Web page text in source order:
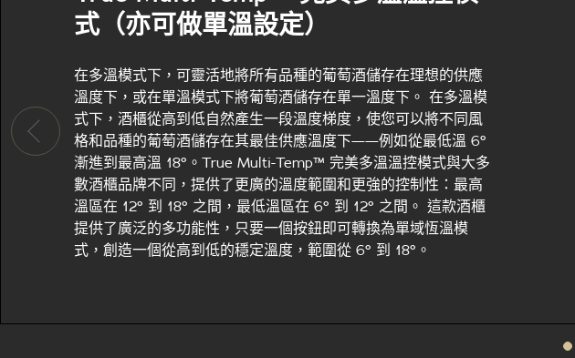
式（亦可做單溫設定）
在多溫模式下，可靈活地將所有品種的葡萄酒儲存在理想的供應
溫度下，或在單溫模式下將葡萄酒儲存在單一溫度下。 在多溫模
式下，酒櫃從高到低自然產生一段溫度梯度，使您可以將不同風
格和品種的葡萄酒儲存在其最佳供應溫度下——例如從最低溫 6°
漸進到最高溫 18°。True Multi-Temp™ 完美多溫溫控模式與大多
數酒櫃品牌不同，提供了更廣的溫度範圍和更強的控制性：最高
溫區在 12° 到 18° 之間，最低溫區在 6° 到 12° 之間。 這款酒櫃
提供了廣泛的多功能性，只要一個按鈕即可轉換為單域恆溫模
式，創造一個從高到低的穩定溫度，範圍從 6° 到 18°。